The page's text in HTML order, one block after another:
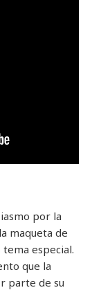
por la
maqueta de
tema especial.
que la
parte de su